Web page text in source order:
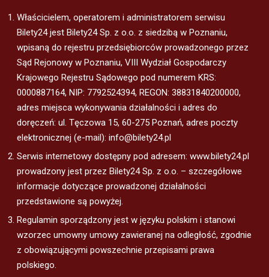
Właścicielem, operatorem i administratorem serwisu
Bilety24 jest Bilety24 Sp. z o.o. z siedzibą w Poznaniu,
wpisaną do rejestru przedsiębiorców prowadzonego przez
Sąd Rejonowy w Poznaniu, VIII Wydział Gospodarczy
Krajowego Rejestru Sądowego pod numerem KRS:
0000887164, NIP: 7792524394, REGON: 38831840200000,
adres miejsca wykonywania działalności i adres do
doręczeń: ul. Tęczowa 15, 60-275 Poznań, adres poczty
elektronicznej (e-mail): info@bilety24.pl
Serwis internetowy dostępny pod adresem: www.bilety24.pl
prowadzony jest przez Bilety24 Sp. z o.o. – szczegółowe
informacje dotyczące prowadzonej działalności
przedstawione są powyżej.
Regulamin sporządzony jest w języku polskim i stanowi
wzorzec umowny umowy zawieranej na odległość, zgodnie
z obowiązującymi powszechnie przepisami prawa
polskiego.